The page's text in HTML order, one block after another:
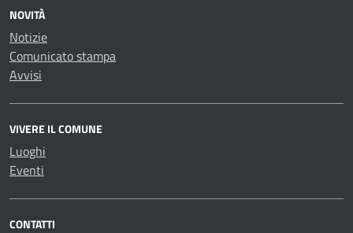
NOVITÀ
Notizie
Comunicato stampa
Avvisi
VIVERE IL COMUNE
Luoghi
Eventi
CONTATTI